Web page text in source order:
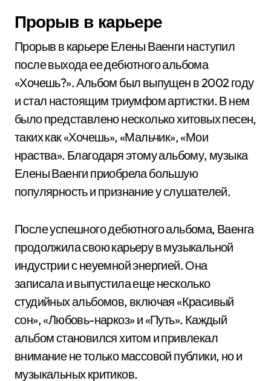
Прорыв в карьере
Прорыв в карьере Елены Ваенги наступил
после выхода ее дебютного альбома
«Хочешь?». Альбом был выпущен в 2002 году
и стал настоящим триумфом артистки. В нем
было представлено несколько хитовых песен,
таких как «Хочешь», «Мальчик», «Мои
нраства». Благодаря этому альбому, музыка
Елены Ваенги приобрела большую
популярность и признание у слушателей.
После успешного дебютного альбома, Ваенга
продолжила свою карьеру в музыкальной
индустрии с неуемной энергией. Она
записала и выпустила еще несколько
студийных альбомов, включая «Красивый
сон», «Любовь-наркоз» и «Путь». Каждый
альбом становился хитом и привлекал
внимание не только массовой публики, но и
музыкальных критиков.